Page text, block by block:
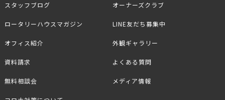
スタッフブログ
ロータリーハウスマガジン
オフィス紹介
資料請求
無料相談会
オーナーズクラブ
LINE友だち募集中
外観ギャラリー
よくある質問
メディア情報